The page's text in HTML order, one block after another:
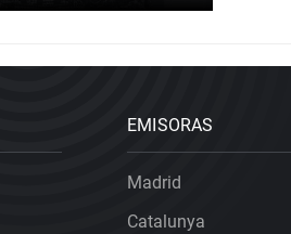
EMISORAS
Madrid
Catalunya